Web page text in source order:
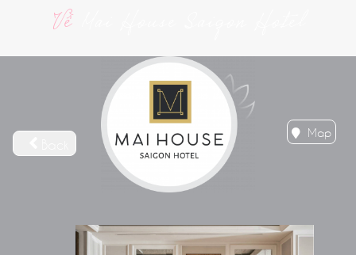
VềMai House Saigon Hotel
Map